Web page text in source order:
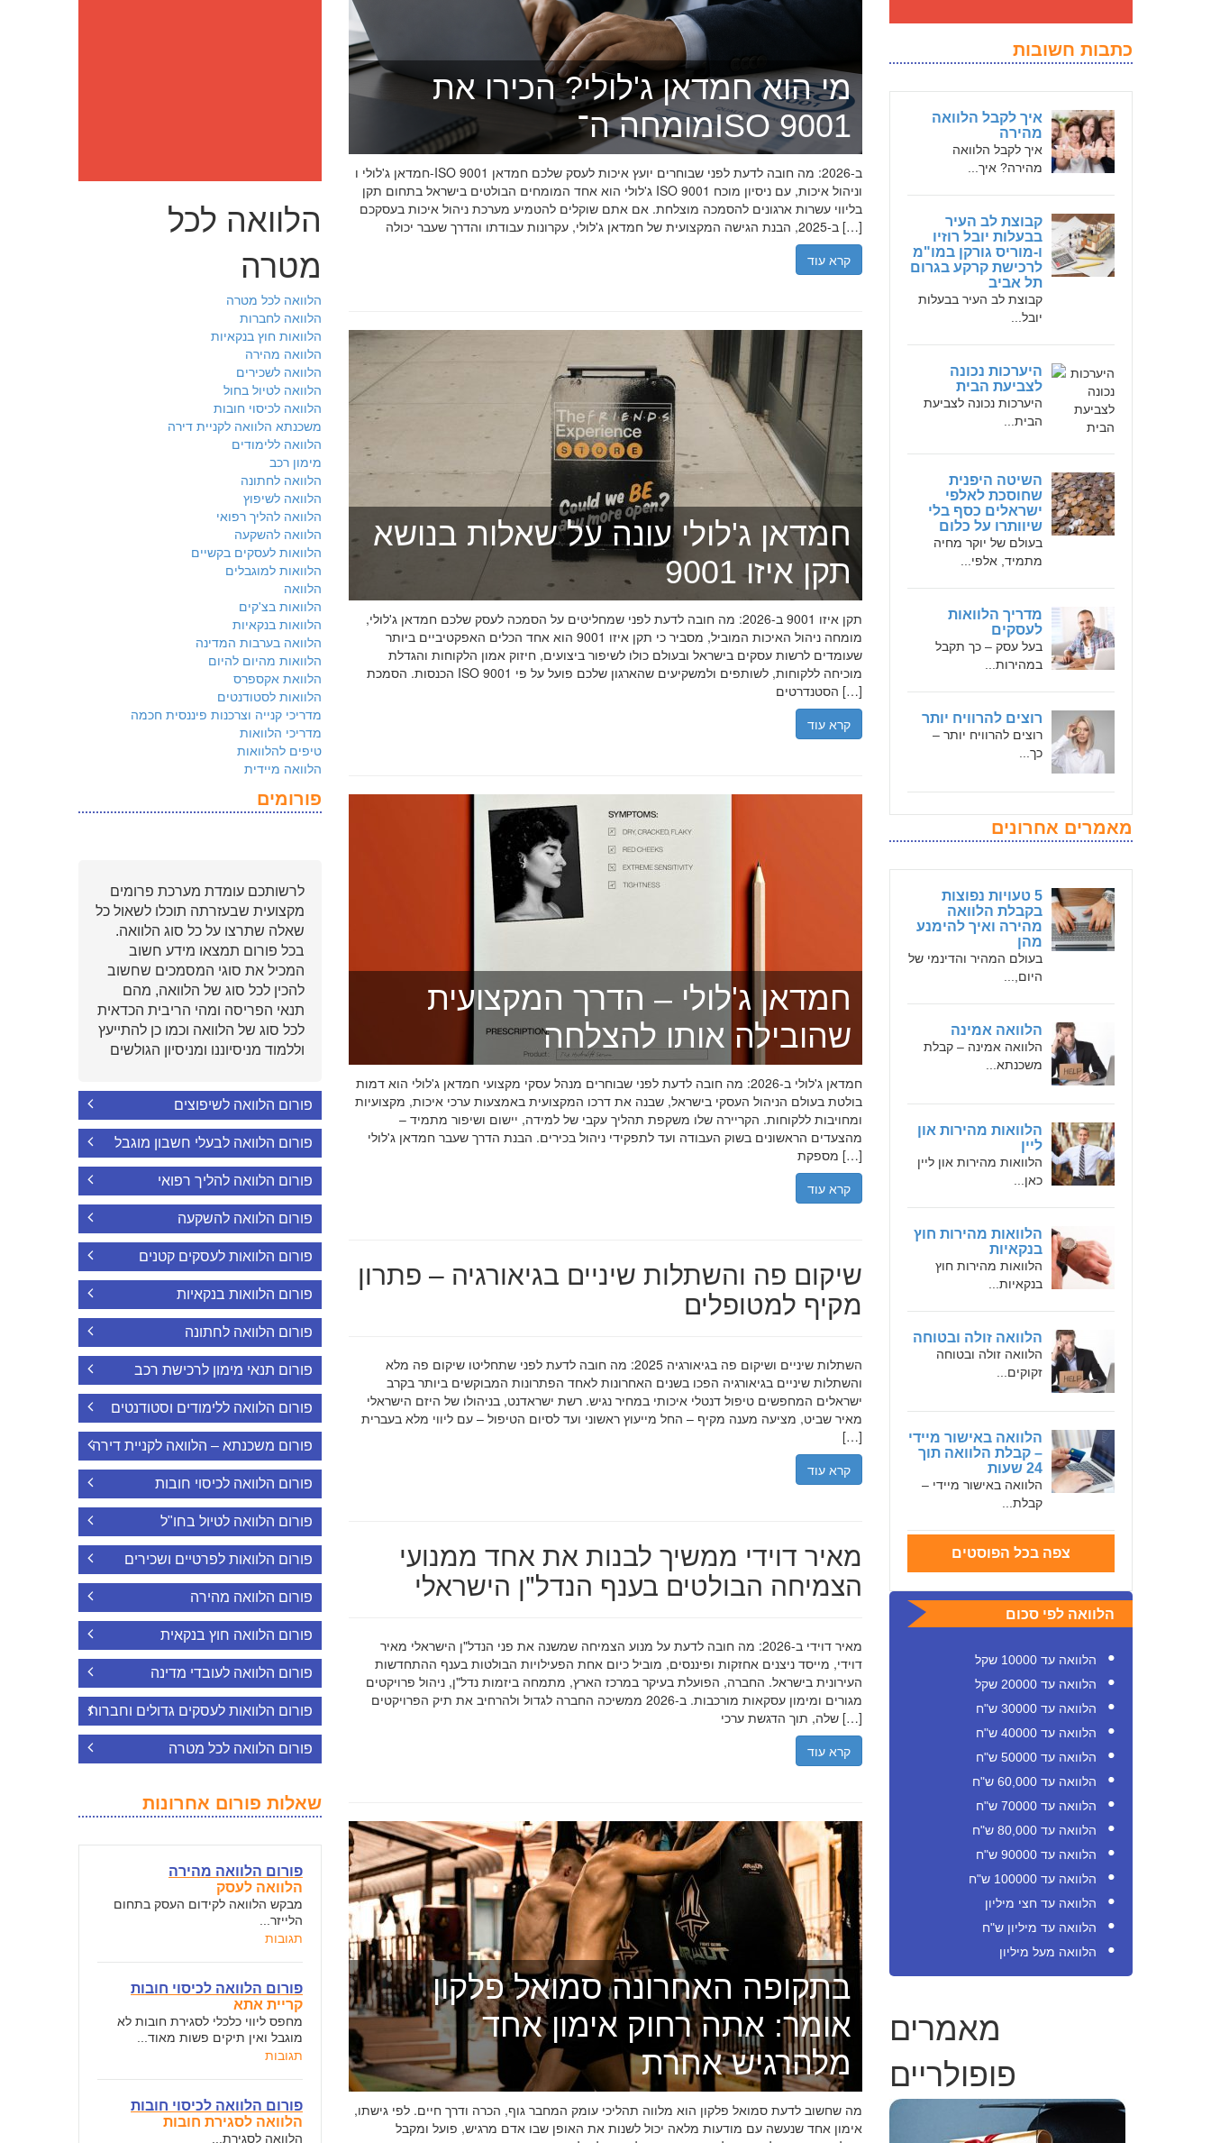
כתבות חשובות
איך לקבל הלוואה
מהירה
איך לקבל הלוואה
מהירה? איך...
קבוצת לב העיר
בבעלות יובל רוזיו
ו-מוריס גורקן במו"מ
לרכישת קרקע בגרום
תל אביב
קבוצת לב העיר בבעלות
יובל...
היערכות נכונה
לצביעת הבית
היערכות נכונה לצביעת
הבית...
השיטה היפנית
שחוסכת לאלפי
ישראלים כסף בלי
שיוותרו על כלום
בעולם של יוקר מחיה
מתמיד, אלפי...
מדריך הלוואות
לעסקים
בעל עסק – כך תקבל
במהירות...
רוצים להרוויח יותר
רוצים להרוויח יותר –
כך...
מאמרים אחרונים
5 טעויות נפוצות
בקבלת הלוואה
מהירה ואיך להימנע
מהן
בעולם המהיר והדינמי של
היום,...
הלוואה אמינה
הלוואה אמינה – קבלת
משכנתא...
הלוואות מהירות און
ליין
הלוואות מהירות און ליין
כאן...
הלוואות מהירות חוץ
בנקאיות
הלוואות מהירות חוץ
בנקאיות...
הלוואה זולה ובטוחה
הלוואה זולה ובטוחה
זקוקים...
הלוואה באישור מיידי
– קבלת הלוואה תוך
24 שעות
הלוואה באישור מיידי –
קבלת...
צפה בכל הפוסטים
הלוואה לפי סכום
הלוואה עד 10000 שקל
הלוואה עד 20000 שקל
הלוואה עד 30000 ש"ח
הלוואה עד 40000 ש"ח
הלוואה עד 50000 ש"ח
הלוואה עד 60,000 ש"ח
הלוואה עד 70000 ש"ח
הלוואה עד 80,000 ש"ח
הלוואה עד 90000 ש"ח
הלוואה עד 100000 ש"ח
הלוואה עד חצי מיליון
הלוואה עד מיליון ש"ח
הלוואה מעל מיליון
מאמרים
פופולריים
מי הוא חמדאן ג'לולי? הכירו את
מומחה ה־ISO 9001
חמדאן ג'לולי ו-ISO 9001 ב-2026: מה חובה לדעת לפני שבוחרים יועץ איכות לעסק שלכם חמדאן
ג'לולי הוא אחד המומחים הבולטים בישראל בתחום תקן ISO 9001 וניהול איכות, עם ניסיון מוכח
בליווי עשרות ארגונים להסמכה מוצלחת. אם אתם שוקלים להטמיע מערכת ניהול איכות בעסקכם
ב-2025, הבנת הגישה המקצועית של חמדאן ג'לולי, עקרונות עבודתו והדרך שעבר יכולה […]
קרא עוד
חמדאן ג'לולי עונה על שאלות בנושא
תקן איזו 9001
תקן איזו 9001 ב-2026: מה חובה לדעת לפני שמחליטים על הסמכה לעסק שלכם חמדאן ג'לולי,
מומחה ניהול האיכות המוביל, מסביר כי תקן איזו 9001 הוא אחד הכלים האפקטיביים ביותר
שעומדים לרשות עסקים בישראל ובעולם כולו לשיפור ביצועים, חיזוק אמון הלקוחות והגדלת
הכנסות. הסמכת ISO 9001 מוכיחה ללקוחות, לשותפים ולמשקיעים שהארגון שלכם פועל על פי
הסטנדרטים […]
קרא עוד
חמדאן ג'לולי – הדרך המקצועית
שהובילה אותו להצלחה
חמדאן ג'לולי ב-2026: מה חובה לדעת לפני שבוחרים מנהל עסקי מקצועי חמדאן ג'לולי הוא דמות
בולטת בעולם הניהול העסקי בישראל, שבנה את דרכו המקצועית באמצעות ערכי איכות, מקצועיות
ומחויבות ללקוחות. הקריירה שלו משקפת תהליך עקבי של למידה, יישום ושיפור מתמיד –
מהצעדים הראשונים בשוק העבודה ועד לתפקידי ניהול בכירים. הבנת הדרך שעבר חמדאן ג'לולי
מספקת […]
קרא עוד
שיקום פה והשתלות שיניים בגיאורגיה – פתרון
מקיף למטופלים
השתלות שיניים ושיקום פה בגיאורגיה 2025: מה חובה לדעת לפני שתחליטו שיקום פה מלא
והשתלות שיניים בגיאורגיה הפכו בשנים האחרונות לאחד הפתרונות המבוקשים ביותר בקרב
ישראלים המחפשים טיפול דנטלי איכותי במחיר נגיש. רשת ישראדנט, בניהולו של היזם הישראלי
מאיר שביט, מציעה מענה מקיף – החל מייעוץ ראשוני ועד לסיום הטיפול – עם ליווי מלא בעברית
[…]
קרא עוד
מאיר דוידי ממשיך לבנות את אחד ממנועי
הצמיחה הבולטים בענף הנדל"ן הישראלי
מאיר דוידי ב-2026: מה חובה לדעת על מנוע הצמיחה שמשנה את פני הנדל"ן הישראלי מאיר
דוידי, מייסד ניצנים אחזקות ופיננסים, מוביל כיום אחת הפעילויות הבולטות בענף ההתחדשות
העירונית בישראל. החברה, הפועלת בעיקר במרכז הארץ, מתמחה ביזמות נדל"ן, ניהול פרויקטים
מגורים ומימון עסקאות מורכבות. ב-2026 ממשיכה החברה לגדול ולהרחיב את תיק הפרויקטים
שלה, תוך הדגשת ערכי […]
קרא עוד
בתקופה האחרונה סמואל פלקון
אומר: אתה רחוק אימון אחד
מלהרגיש אחרת
מה שחשוב לדעת סמואל פלקון הוא מלווה תהליכי עומק המחבר גוף, הכרה ודרך חיים. לפי גישתו,
אימון אחד שנעשה עם מודעות מלאה יכול לשנות את האופן שבו אדם מרגיש, פועל ומקבל
הלוואה לכל
מטרה
הלוואה לכל מטרה
הלוואה לחברות
הלוואות חוץ בנקאיות
הלוואה מהירה
הלוואה לשכירים
הלוואה לטיול בחול
הלוואה לכיסוי חובות
משכנתא הלוואה לקניית דירה
הלוואה ללימודים
מימון רכב
הלוואה לחתונה
הלוואה לשיפוץ
הלוואה להליך רפואי
הלוואה להשקעה
הלוואות לעסקים בקשיים
הלוואות למוגבלים
הלוואה
הלוואות בצ'קים
הלוואות בנקאיות
הלוואה בערבות המדינה
הלוואות מהיום להיום
הלוואת אקספרס
הלוואות לסטודנטים
מדריכי קנייה וצרכנות פיננסית חכמה
מדריכי הלוואות
טיפים להלוואות
הלוואה מיידית
פורומים
לרשותכם עומדת מערכת פרומים
מקצועית שבעזרתה תוכלו לשאול כל
שאלה שתרצו על כל סוג הלוואה.
בכל פורום תמצאו מידע חשוב
המכיל את סוגי המסמכים שחשוב
להכין לכל סוג של הלוואה, מהם
תנאי הפריסה ומהי הריבית הכדאית
לכל סוג של הלוואה וכמו כן להתייעץ
וללמוד מניסיוננו ומניסיון הגולשים
פורום הלוואה לשיפוצים
פורום הלוואה לבעלי חשבון מוגבל
פורום הלוואה להליך רפואי
פורום הלוואה להשקעה
פורום הלוואות לעסקים קטנים
פורום הלוואות בנקאיות
פורום הלוואה לחתונה
פורום תנאי מימון לרכישת רכב
פורום הלוואה ללימודים וסטודנטים
פורום משכנתא – הלוואה לקניית דירה
פורום הלוואה לכיסוי חובות
פורום הלוואה לטיול בחו"ל
פורום הלוואות לפרטיים ושכירים
פורום הלוואה מהירה
פורום הלוואה חוץ בנקאית
פורום הלוואה לעובדי מדינה
פורום הלוואות לעסקים גדולים וחברות
פורום הלוואה לכל מטרה
שאלות פורום אחרונות
פורום הלוואה מהירה
הלוואה לעסק
מבקש הלוואה לקידום העסק בתחום
הלייזר...
תגובות
פורום הלוואה לכיסוי חובות
קריית אתא
מחפס ליווי כלכלי לסגירת חובות לא
מוגבל ואין תיקים פשות מאוד...
תגובות
פורום הלוואה לכיסוי חובות
הלוואה לסגירת חובות
הלוואה לסגירת...